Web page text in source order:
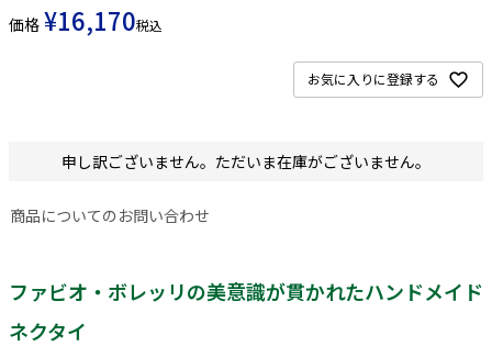
価格 ¥16,170税込
お気に入りに登録する
申し訳ございません。ただいま在庫がございません。
商品についてのお問い合わせ
ファビオ・ボレッリの美意識が貫かれたハンドメイド
ネクタイ